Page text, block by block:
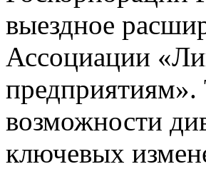
выездное
Ассоциации
возможности
ключевых